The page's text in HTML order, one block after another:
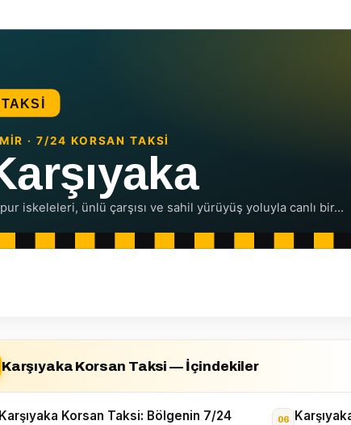
Karşıyaka Korsan Taksi — İçindekiler
Karşıyaka Korsan Taksi: Bölgenin 7/24